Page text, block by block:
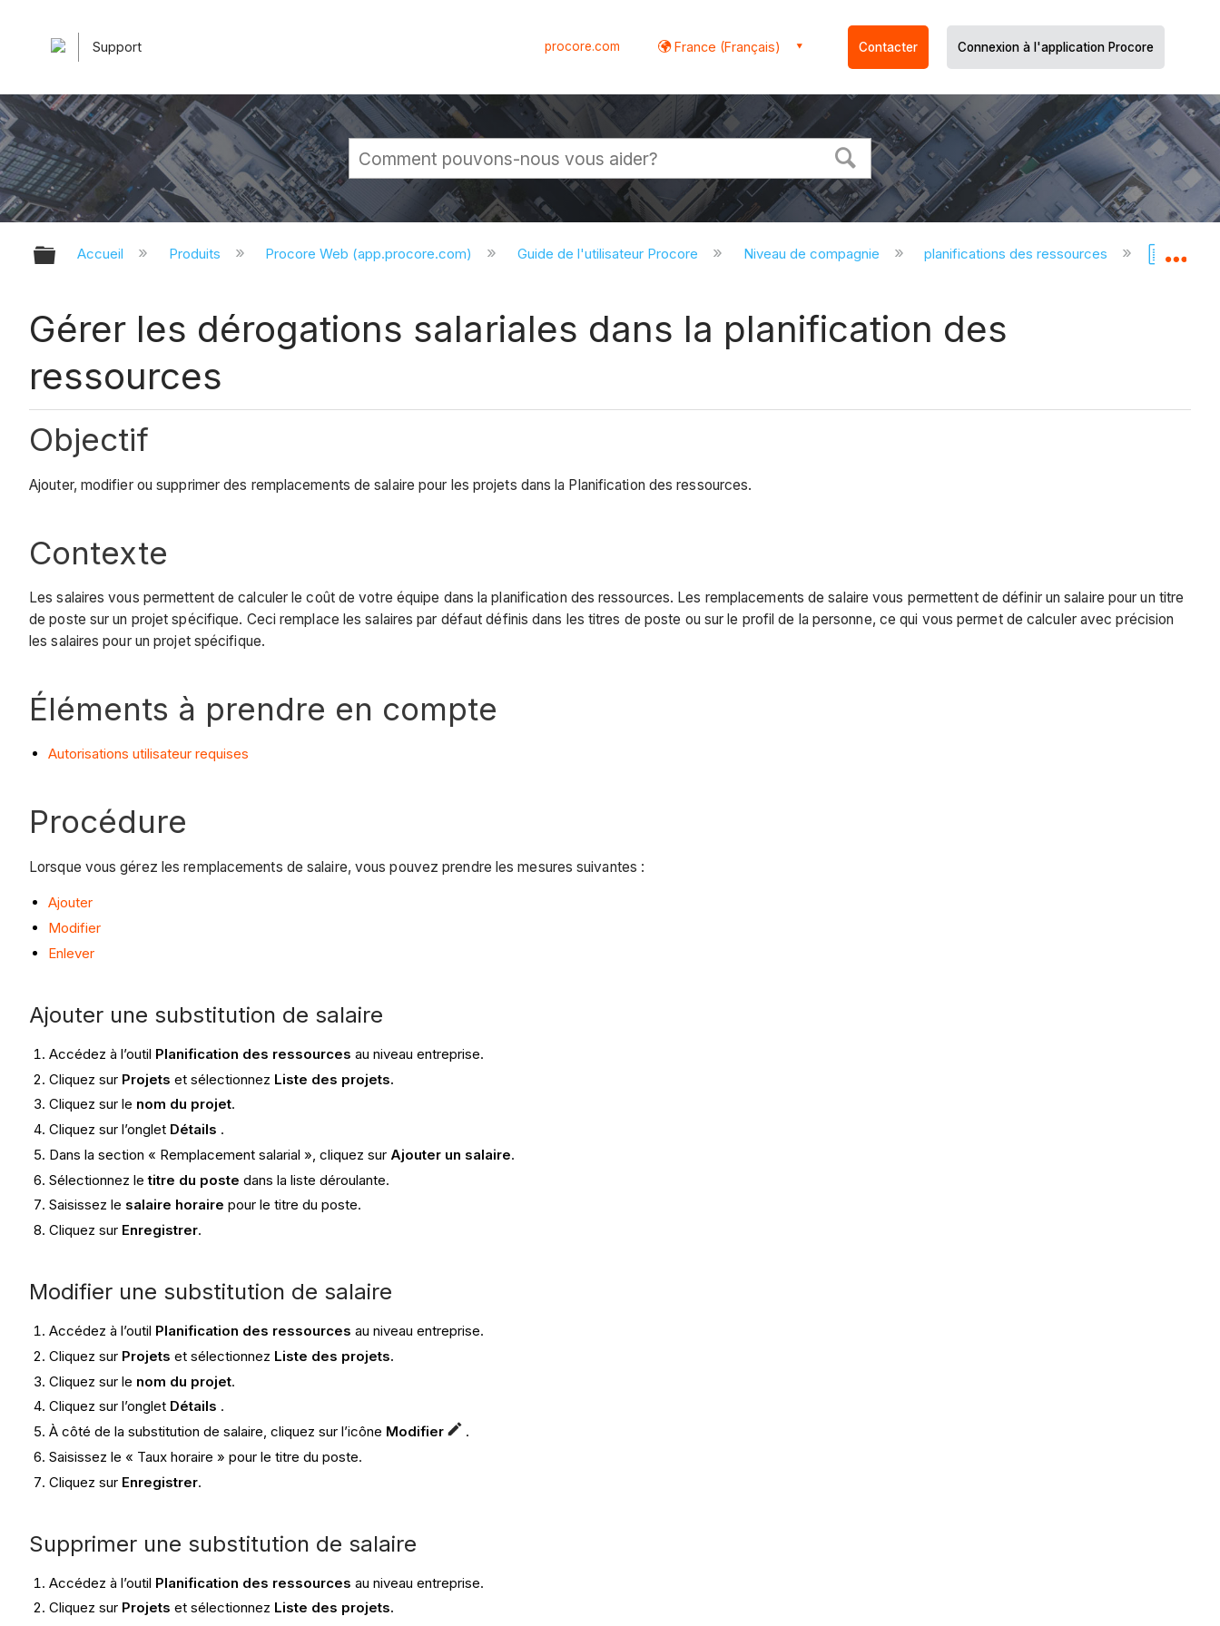
Support procore.com France (Français) Contacter Connexion à l'application Procore
Développer/réduire la hiérarchie globale
Accueil Produits Procore Web (app.procore.com) Guide de l'utilisateur Procore Niveau de compagnie planifications des ressources
Gérer les dérogations salariales dans la planification des
ressources
Objectif
Ajouter, modifier ou supprimer des remplacements de salaire pour les projets dans la Planification des ressources.
Contexte
Les salaires vous permettent de calculer le coût de votre équipe dans la planification des ressources. Les remplacements de salaire vous permettent de définir un salaire pour un titre
de poste sur un projet spécifique. Ceci remplace les salaires par défaut définis dans les titres de poste ou sur le profil de la personne, ce qui vous permet de calculer avec précision
les salaires pour un projet spécifique.
Éléments à prendre en compte
Autorisations utilisateur requises
Procédure
Lorsque vous gérez les remplacements de salaire, vous pouvez prendre les mesures suivantes :
Ajouter
Modifier
Enlever
Ajouter une substitution de salaire
Accédez à l’outil Planification des ressources au niveau entreprise.
Cliquez sur Projetset sélectionnez Liste des projets.
Cliquez sur le nom du projet.
Cliquez sur l’onglet Détails .
Dans la section « Remplacement salarial », cliquez sur Ajouter un salaire.
Sélectionnez letitre du poste dans la liste déroulante.
Saisissez le salaire horaire pour le titre du poste.
Cliquez sur Enregistrer.
Modifier une substitution de salaire
Accédez à l’outil Planification des ressources au niveau entreprise.
Cliquez sur Projetset sélectionnez Liste des projets.
Cliquez sur le nom du projet.
Cliquez sur l’onglet Détails .
À côté de la substitution de salaire, cliquez sur l’icône Modifier
.
Saisissez le « Taux horaire » pour le titre du poste.
Cliquez sur Enregistrer.
Supprimer une substitution de salaire
Accédez à l’outil Planification des ressources au niveau entreprise.
Cliquez sur Projetset sélectionnez Liste des projets.